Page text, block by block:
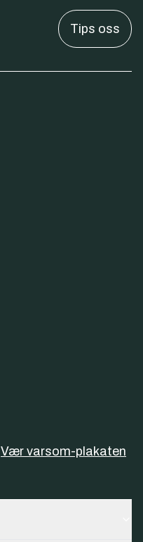
Tips oss
Vær varsom-plakaten